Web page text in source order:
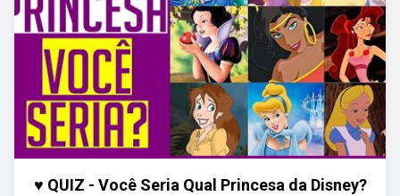
♥ QUIZ - Você Seria Qual Princesa da Disney?